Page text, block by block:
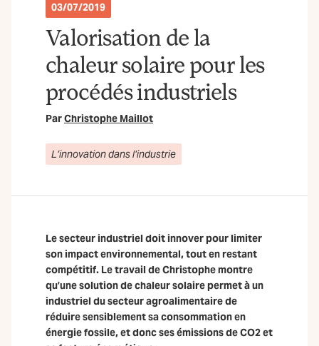
03/07/2019
Valorisation de la
chaleur solaire pour les
procédés industriels
ParChristophe Maillot
L’innovation dans l’industrie
Le secteur industriel doit innover pour limiter
son impact environnemental, tout en restant
compétitif. Le travail de Christophe montre
qu’une solution de chaleur solaire permet à un
industriel du secteur agroalimentaire de
réduire sensiblement sa consommation en
énergie fossile, et donc ses émissions de CO2 et